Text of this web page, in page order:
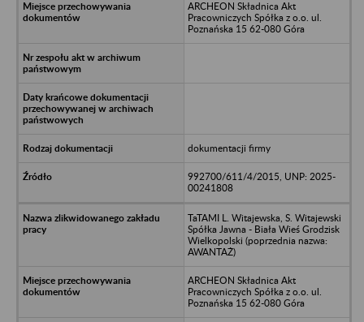
ARCHEON Składnica Akt
Pracowniczych Spółka z o.o. ul.
Poznańska 15 62-080 Góra
dokumentacji firmy
992700/611/4/2015, UNP: 2025-
00241808
TaTAMI L. Witajewska, S. Witajewski
Spółka Jawna - Biała Wieś Grodzisk
Wielkopolski (poprzednia nazwa:
AWANTAŻ)
ARCHEON Składnica Akt
Pracowniczych Spółka z o.o. ul.
Poznańska 15 62-080 Góra